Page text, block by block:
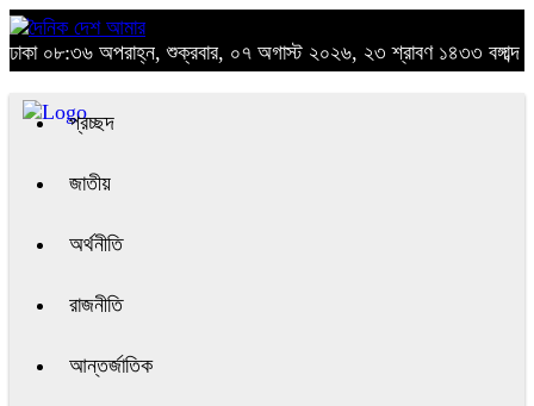
ঢাকা ০৮:৩৬ অপরাহ্ন, শুক্রবার, ০৭ অগাস্ট ২০২৬, ২৩ শ্রাবণ ১৪৩৩ বঙ্গাব্দ
প্রচ্ছদ
জাতীয়
অর্থনীতি
রাজনীতি
আন্তর্জাতিক